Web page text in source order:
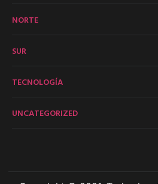
NORTE
SUR
TECNOLOGÍA
UNCATEGORIZED